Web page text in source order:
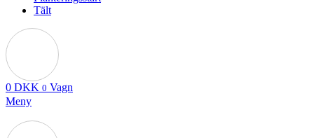
Tält
0 DKK 0 Vagn
Meny